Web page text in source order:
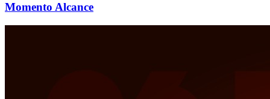
Momento Alcance